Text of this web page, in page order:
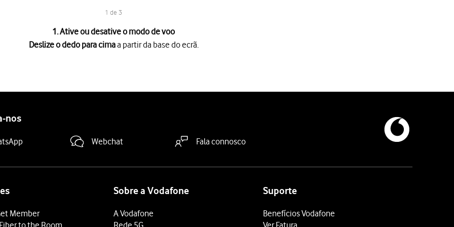
1 de 3
1. Ative ou desative o modo de voo
Deslize o dedo para cimaa partir da base do ecrã.
nos
Webchat Fala connosco
Member
to the Room
Sobre a Vodafone
A Vodafone
Rede 5G
Suporte
Benefícios Vodafone
Ver Fatura